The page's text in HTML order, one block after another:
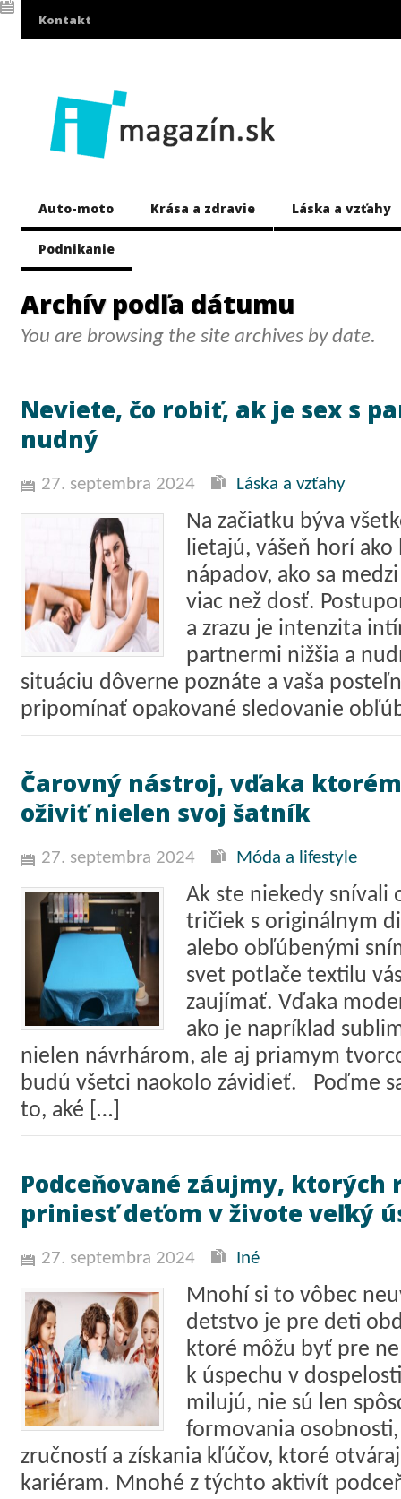
Kontakt
Auto-moto Krása a zdravie Láska a vzťahy
Podnikanie
Archív podľa dátumu
You are browsing the site archives by date.
Neviete, čo robiť, ak je sex s
nudný
27. septembra 2024 Láska a vzťahy
Na začiatku býva
lietajú, vášeň horí
nápadov, ako sa
viac než dosť.
a zrazu je intenzita
partnermi nižšia a
situáciu dôverne poznáte a vaša
pripomínať opakované sledovanie
Čarovný nástroj, vďaka
oživiť nielen svoj šatník
27. septembra 2024 Móda a lifestyle
Ak ste niekedy snívali
tričiek s originálnym
alebo obľúbenými
svet potlače textilu
zaujímať. Vďaka
ako je napríklad
nielen návrhárom, ale aj priamym
budú všetci naokolo závidieť. Poďme
to, aké […]
Podceňované záujmy, ktorých
priniesť deťom v živote veľký
27. septembra 2024 Iné
Mnohí si to vôbec
detstvo je pre deti
ktoré môžu byť pre
k úspechu v
milujú, nie sú len
formovania
zručností a získania kľúčov, ktoré
kariéram. Mnohé z týchto aktivít